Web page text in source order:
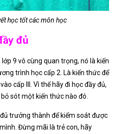
học tốt các môn học
đủ
9 vô cùng quan trọng, nó là kiến
trình học cấp 2. Là kiến thức để
cấp III. Vì thế hãy đi học đầy đủ,
sót một kiến thức nào đó.
trưởng thành để kiểm soát được
Đừng mãi là trẻ con, hãy